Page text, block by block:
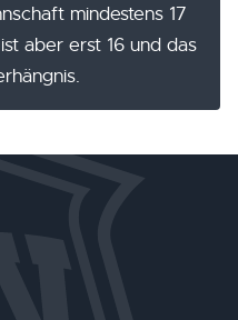
mindestens 17
aber erst 16 und das